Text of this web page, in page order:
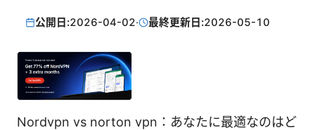
公開日:2026-04-02· 最終更新日:2026-05-10
Nordvpn vs norton vpn：あなたに最適なのはど